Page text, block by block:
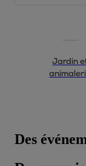
Jardin
Des